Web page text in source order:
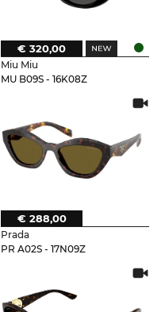
Miu Miu
MU B09S - 16K08Z
€ 320,00
Prada
PR A02S - 17N09Z
€ 288,00